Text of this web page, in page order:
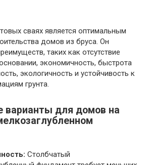
сваях является оптимальным
домов из бруса. Он
таких как отсутствие
экономичность, быстрота
экологичность и устойчивость к
грунта.
варианты для домов на
Столбчатый